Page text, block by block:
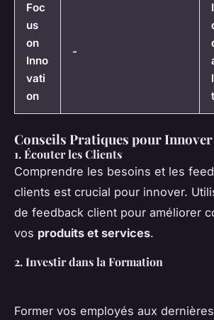
Foc
us
on
Inno
vati
on
-
Conseils Pratiques pour Innover
1. Écouter les Clients
Comprendre les besoins et les
clients est crucial pour innover.
de feedback client pour améliorer
vos produits et services.
2. Investir dans la Formation
Former vos employés aux